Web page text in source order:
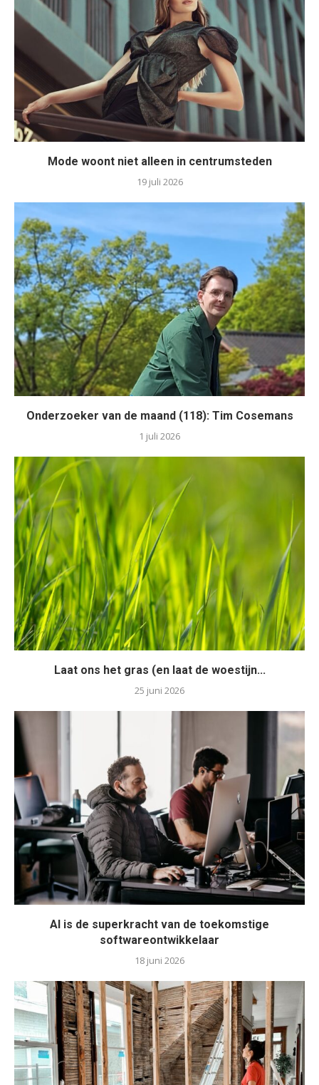
Mode woont niet alleen in centrumsteden
19 juli 2026
Onderzoeker van de maand (118): Tim Cosemans
1 juli 2026
Laat ons het gras (en laat de woestijn...
25 juni 2026
AI is de superkracht van de toekomstige
softwareontwikkelaar
18 juni 2026